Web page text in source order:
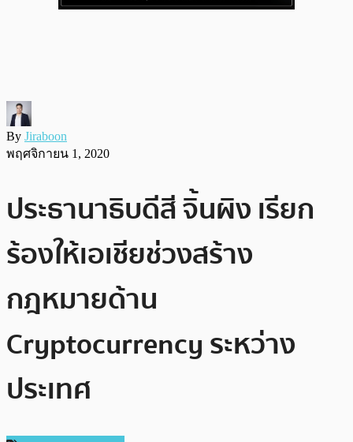
By Jiraboon
พฤศจิกายน 1, 2020
ประธานาธิบดีสี จิ้นผิง เรียก
ร้องให้เอเชียช่วงสร้าง
กฎหมายด้าน
Cryptocurrency ระหว่าง
ประเทศ